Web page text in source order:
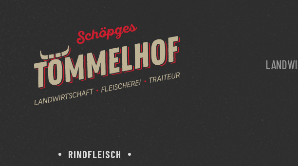
RINDFLEISCH